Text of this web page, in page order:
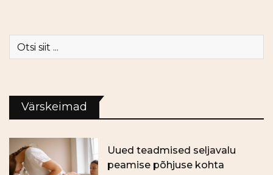
Värskeimad
Uued teadmised seljavalu
peamise põhjuse kohta